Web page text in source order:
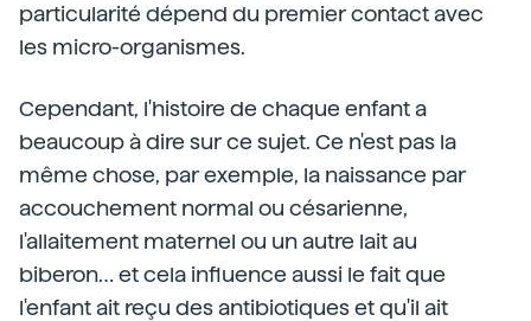
particularité dépend du premier contact avec
les micro-organismes.
Cependant, l'histoire de chaque enfant a
beaucoup à dire sur ce sujet. Ce n'est pas la
même chose, par exemple, la naissance par
accouchement normal ou césarienne,
l'allaitement maternel ou un autre lait au
biberon… et cela influence aussi le fait que
l'enfant ait reçu des antibiotiques et qu'il ait